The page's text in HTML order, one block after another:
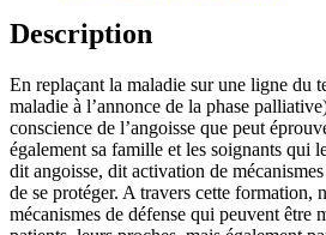
Description
En replaçant la maladie sur une ligne du
maladie à l’annonce de la phase
conscience de l’angoisse que peut
également sa famille et les soignants qui
dit angoisse, dit activation de
de se protéger. A travers cette formation,
mécanismes de défense qui peuvent être